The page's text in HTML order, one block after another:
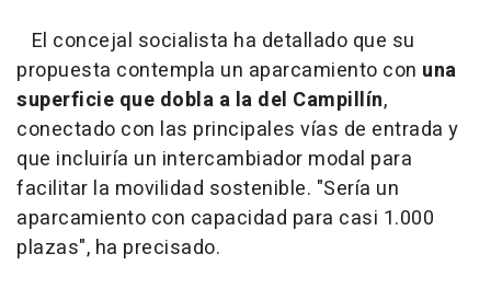
El concejal socialista ha detallado que su
propuesta contempla un aparcamiento con una
superficie que dobla a la del Campillín,
conectado con las principales vías de entrada y
que incluiría un intercambiador modal para
facilitar la movilidad sostenible. "Sería un
aparcamiento con capacidad para casi 1.000
plazas", ha precisado.